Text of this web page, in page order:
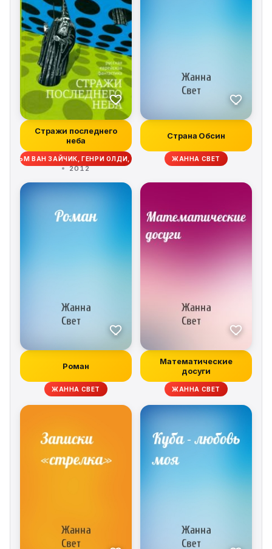
переминается с ноги на ногу и мямлит что-то
вроде «да что вы говорите» и « поразительно».
Тяжелое зрелище и тяжелое впечатление.
Стражи последнего
неба
ВАН ЗАЙЧИК, ГЕНРИ ОЛДИ, ЖАННА СВЕТ, ДАНИЭЛЬ КЛУГЕР,
2012
Страна Обсин
ЖАННА СВЕТ
Роман
ЖАННА СВЕТ
Математические
досуги
ЖАННА СВЕТ